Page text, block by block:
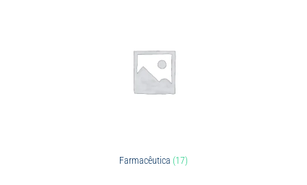
Farmacêutica (17)